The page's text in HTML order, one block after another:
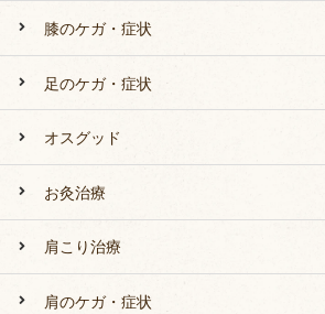
膝のケガ・症状
足のケガ・症状
オスグッド
お灸治療
肩こり治療
肩のケガ・症状